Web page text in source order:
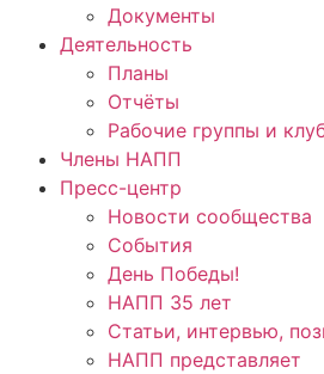
Документы
Деятельность
Планы
Отчёты
Рабочие группы и
Члены НАПП
Пресс-центр
Новости сообщества
События
День Победы!
НАПП 35 лет
Статьи, интервью,
НАПП представляет